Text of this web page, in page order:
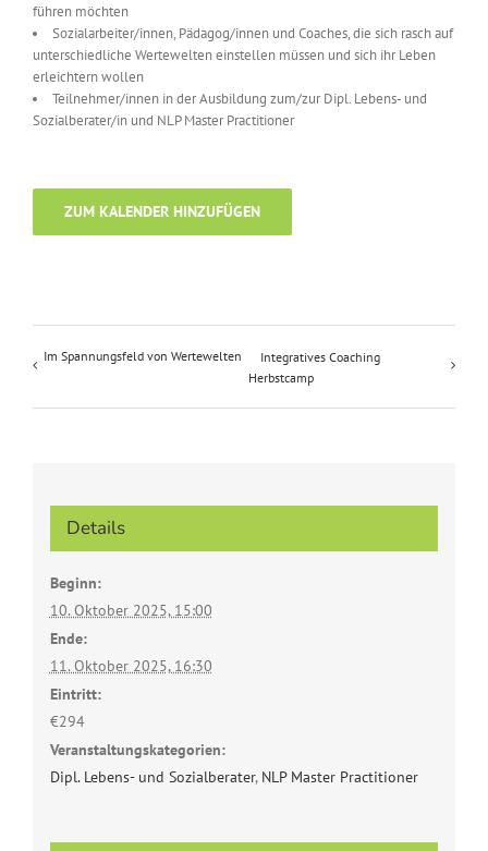
führen möchten
Sozialarbeiter/innen, Pädagog/innen und Coaches, die sich rasch auf
unterschiedliche Wertewelten einstellen müssen und sich ihr Leben
erleichtern wollen
Teilnehmer/innen in der Ausbildung zum/zur Dipl. Lebens- und
Sozialberater/in und NLP Master Practitioner
ZUM KALENDER HINZUFÜGEN
Im Spannungsfeld von Wertewelten
Integratives Coaching
Herbstcamp
Details
Beginn:
10. Oktober 2025, 15:00
Ende:
11. Oktober 2025, 16:30
Eintritt:
€294
Veranstaltungskategorien:
Dipl. Lebens- und Sozialberater, NLP Master Practitioner